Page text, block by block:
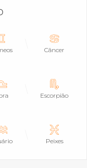
Câncer
Escorpião
Peixes